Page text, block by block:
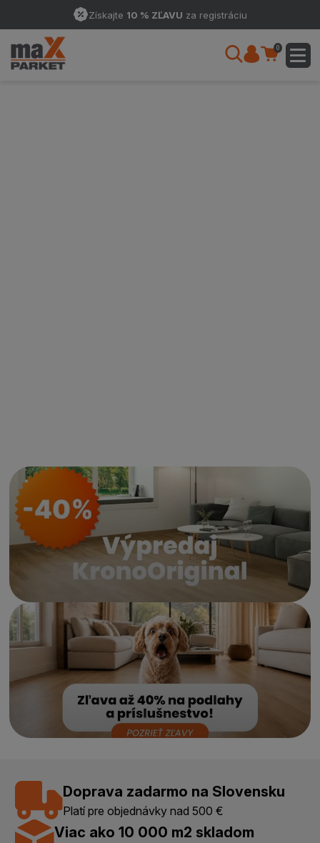
Získajte 10 % ZĽAVU za registráciu
0
Doprava zadarmo na Slovensku
Platí pre objednávky nad 500 €
Viac ako 10 000 m2 skladom